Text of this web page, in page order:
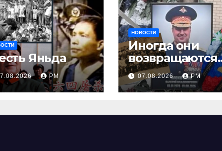
Яньда
РМ
НОВОСТИ
Иногда они
Или не
возвращаются
07.08.2026 РМ